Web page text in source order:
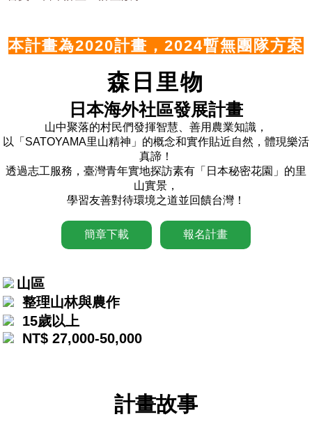
本計畫為2020計畫，2024暫無團隊方案
森日里物
日本海外社區發展計畫
山中聚落的村民們發揮智慧、善用農業知識，
以「SATOYAMA里山精神」的概念和實作貼近自然，體現樂活
真諦！
透過志工服務，臺灣青年實地探訪素有「日本秘密花園」的里
山實景，
學習友善對待環境之道並回饋台灣！
簡章下載 報名計畫
山區
整理山林與農作
15歲以上
NT$ 27,000-50,000
計畫故事